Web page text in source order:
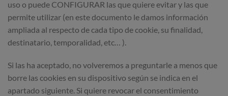
uso o puede CONFIGURAR las que quiere evitar y las que
permite utilizar (en este documento le damos información
ampliada al respecto de cada tipo de cookie, su finalidad,
destinatario, temporalidad, etc… ).
Si las ha aceptado, no volveremos a preguntarle a menos que
borre las cookies en su dispositivo según se indica en el
apartado siguiente. Si quiere revocar el consentimiento